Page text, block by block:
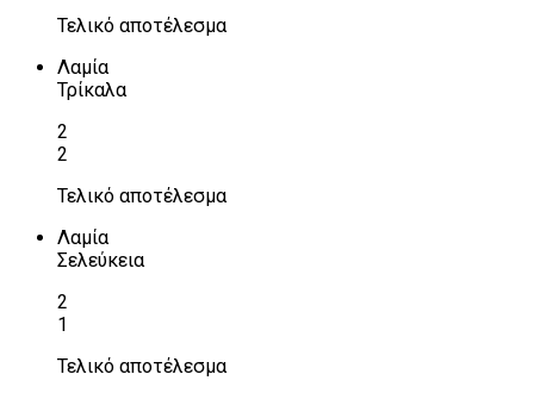
Τελικό αποτέλεσμα
Λαμία
Τρίκαλα
2
2
Τελικό αποτέλεσμα
Λαμία
Σελεύκεια
2
1
Τελικό αποτέλεσμα